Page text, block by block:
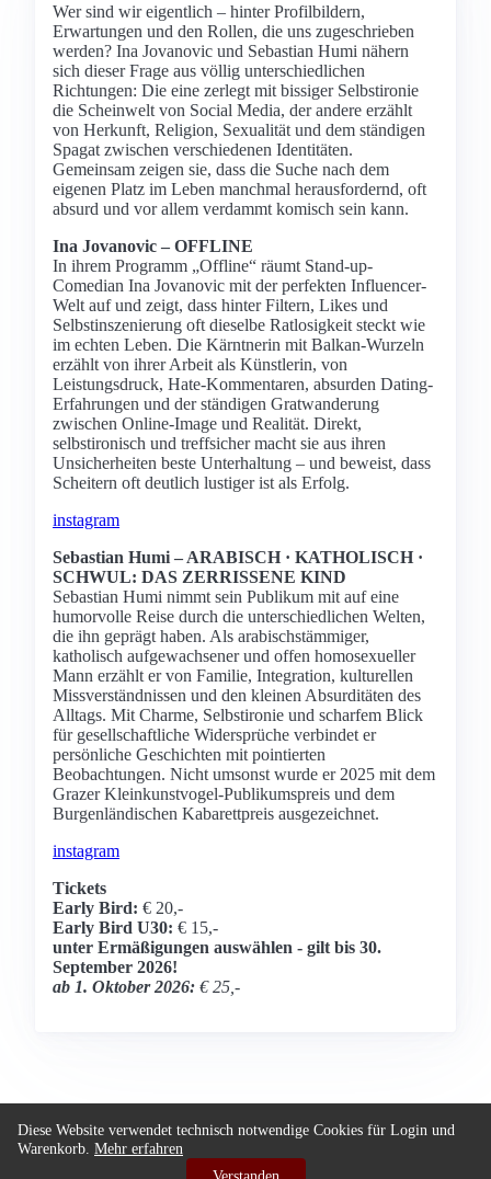
Wer sind wir eigentlich – hinter Profilbildern,
Erwartungen und den Rollen, die uns zugeschrieben
werden? Ina Jovanovic und Sebastian Humi nähern
sich dieser Frage aus völlig unterschiedlichen
Richtungen: Die eine zerlegt mit bissiger Selbstironie
die Scheinwelt von Social Media, der andere erzählt
von Herkunft, Religion, Sexualität und dem ständigen
Spagat zwischen verschiedenen Identitäten.
Gemeinsam zeigen sie, dass die Suche nach dem
eigenen Platz im Leben manchmal herausfordernd, oft
absurd und vor allem verdammt komisch sein kann.
Ina Jovanovic – OFFLINE
In ihrem Programm „Offline“ räumt Stand-up-
Comedian Ina Jovanovic mit der perfekten Influencer-
Welt auf und zeigt, dass hinter Filtern, Likes und
Selbstinszenierung oft dieselbe Ratlosigkeit steckt wie
im echten Leben. Die Kärntnerin mit Balkan-Wurzeln
erzählt von ihrer Arbeit als Künstlerin, von
Leistungsdruck, Hate-Kommentaren, absurden Dating-
Erfahrungen und der ständigen Gratwanderung
zwischen Online-Image und Realität. Direkt,
selbstironisch und treffsicher macht sie aus ihren
Unsicherheiten beste Unterhaltung – und beweist, dass
Scheitern oft deutlich lustiger ist als Erfolg.
instagram
Sebastian Humi – ARABISCH · KATHOLISCH ·
SCHWUL: DAS ZERRISSENE KIND
Sebastian Humi nimmt sein Publikum mit auf eine
humorvolle Reise durch die unterschiedlichen Welten,
die ihn geprägt haben. Als arabischstämmiger,
katholisch aufgewachsener und offen homosexueller
Mann erzählt er von Familie, Integration, kulturellen
Missverständnissen und den kleinen Absurditäten des
Alltags. Mit Charme, Selbstironie und scharfem Blick
für gesellschaftliche Widersprüche verbindet er
persönliche Geschichten mit pointierten
Beobachtungen. Nicht umsonst wurde er 2025 mit dem
Grazer Kleinkunstvogel-Publikumspreis und dem
Burgenländischen Kabarettpreis ausgezeichnet.
instagram
Tickets
Early Bird: € 20,-
Early Bird U30: € 15,-
unter Ermäßigungen auswählen - gilt bis 30.
September 2026!
ab 1. Oktober 2026: € 25,-
Kulturhaus Bruckmühle|Impressum
Diese Website verwendet technisch notwendige Cookies für Login und
Warenkorb. Mehr erfahren